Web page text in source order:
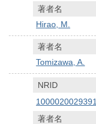
著者名
Hirao, M.
著者名
Tomizawa, A.
NRID
1000020029391
著者名